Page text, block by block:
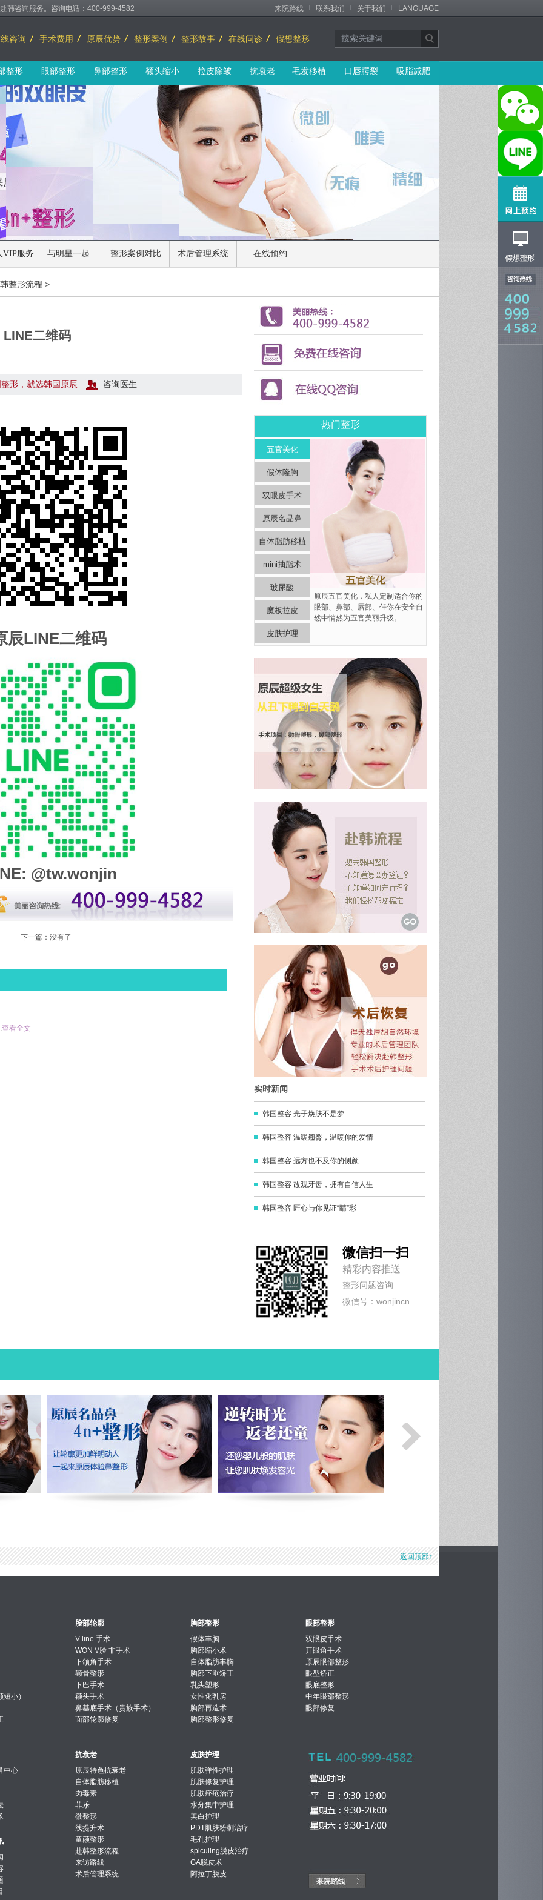
韩咨询服务。咨询电话：400-999-4582 来院路线 联系我们 关于我们 LANGUAGE
咨询 手术费用 原辰优势 整形案例 整形故事 在线问诊 假想整形
整形 眼部整形 鼻部整形 额头缩小 拉皮除皱 抗衰老 毛发移植 口唇腭裂 吸脂减肥
VIP服务 与明星一起 整形案例对比 术后管理系统 在线预约
整形流程 >
LINE二维码
形，就选韩国原辰 咨询医生
辰LINE二维码
@tw.wonjin
下一篇：没有了
查看全文
热门整形
五官美化
假体隆胸
双眼皮手术
原辰名品鼻
自体脂肪移植
mini抽脂术
玻尿酸
魔板拉皮
皮肤护理
原辰五官美化，私人定制适合你的
眼部、鼻部、唇部、任你在安全自
然中悄然为五官美丽升级。
实时新闻
韩国整容 光子焕肤不是梦
韩国整容 温暖翘臀，温暖你的爱情
韩国整容 远方也不及你的侧颜
韩国整容 改观牙齿，拥有自信人生
韩国整容 匠心与你见证“睛”彩
微信扫一扫
精彩内容推送
整形问题咨询
微信号：wonjincn
返回顶部↑
小）
脸部轮廓
V-line 手术
WON V脸 非手术
下颌角手术
颧骨整形
下巴手术
额头手术
鼻基底手术（贵族手术）
面部轮廓修复
胸部整形
假体丰胸
胸部缩小术
自体脂肪丰胸
胸部下垂矫正
乳头塑形
女性化乳房
胸部再造术
胸部整形修复
眼部整形
双眼皮手术
开眼角手术
原辰眼部整形
眼型矫正
眼底整形
中年眼部整形
眼部修复
中心
抗衰老
原辰特色抗衰老
自体脂肪移植
肉毒素
菲乐
微整形
线提升术
童颜整形
赴韩整形流程
来访路线
术后管理系统
皮肤护理
肌肤弹性护理
肌肤修复护理
肌肤痤疮治疗
水分集中护理
美白护理
PDT肌肤粉刺治疗
毛孔护理
spiculing脱皮治疗
GA脱皮术
阿拉丁脱皮